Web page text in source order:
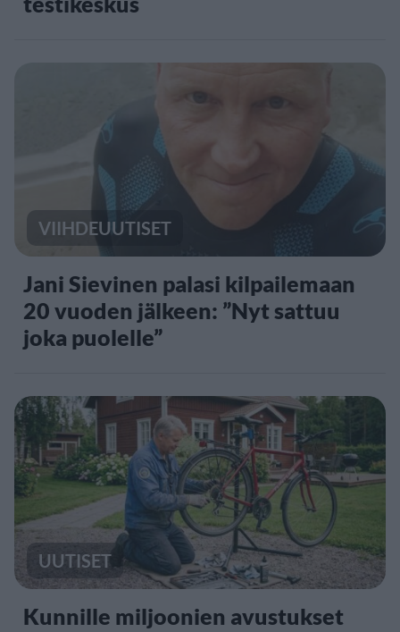
VIIHDEUUTISET
Jani Sievinen palasi kilpailemaan
20 vuoden jälkeen: ”Nyt sattuu
joka puolelle”
UUTISET
Kunnille miljoonien avustukset